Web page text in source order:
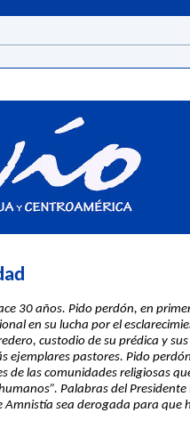
30 años. Pido perdón, en
en su lucha por el
custodio de su prédica y
ejemplares pastores. Pido
las comunidades religiosas
Palabras del
sea derogada para que